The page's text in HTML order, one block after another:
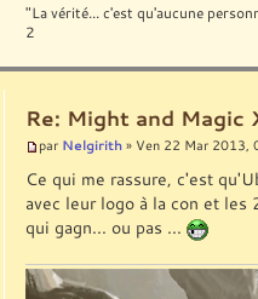
"La vérité... c'est qu'aucune
2
Re: Might and Magic
par Nelgirith » Ven 22 Mar 2013,
Ce qui me rassure, c'est
avec leur logo à la con et les
qui gagn... ou pas ...